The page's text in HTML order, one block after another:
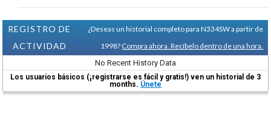
REGISTRO DE
ACTIVIDAD
¿Deseas un historial completo para N334SW a partir de
1998? Compra ahora. Recíbelo dentro de una hora.
No Recent History Data
Los usuarios básicos (¡registrarse es fácil y gratis!) ven un historial de 3
months. Únete